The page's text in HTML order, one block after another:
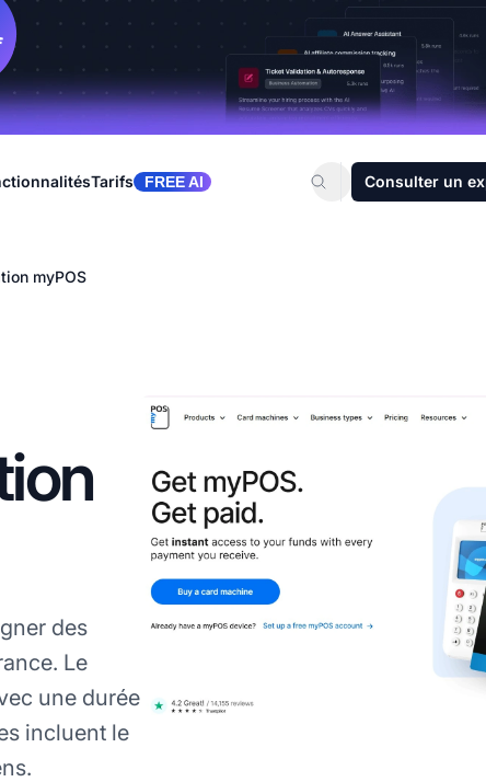
Tarifs FREE AI Consulter un
myPOS
des
Le
une durée
incluent le